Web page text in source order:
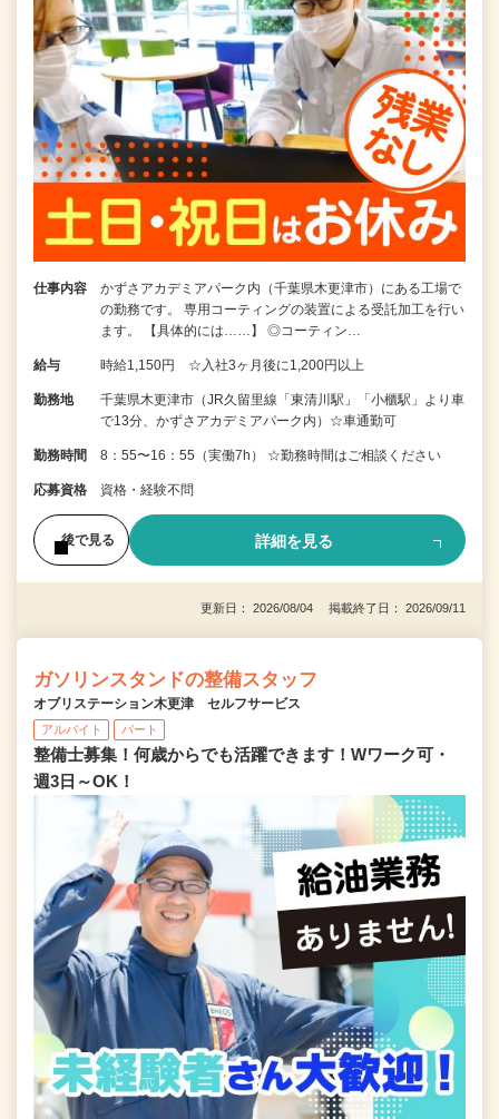
仕事内容
かずさアカデミアパーク内（千葉県木更津市）にある工場で
の勤務です。 専用コーティングの装置による受託加工を行い
ます。 【具体的には……】 ◎コーティン…
給与 時給1,150円 ☆入社3ヶ月後に1,200円以上
勤務地
千葉県木更津市（JR久留里線「東清川駅」「小櫃駅」より車
で13分、かずさアカデミアパーク内）☆車通勤可
勤務時間 8：55〜16：55（実働7h） ☆勤務時間はご相談ください
応募資格 資格・経験不問
後で見る 詳細を見る
更新日： 2026/08/04 掲載終了日： 2026/09/11
ガソリンスタンドの整備スタッフ
オブリステーション木更津 セルフサービス
アルバイト パート
整備士募集！何歳からでも活躍できます！Wワーク可・
週3日～OK！